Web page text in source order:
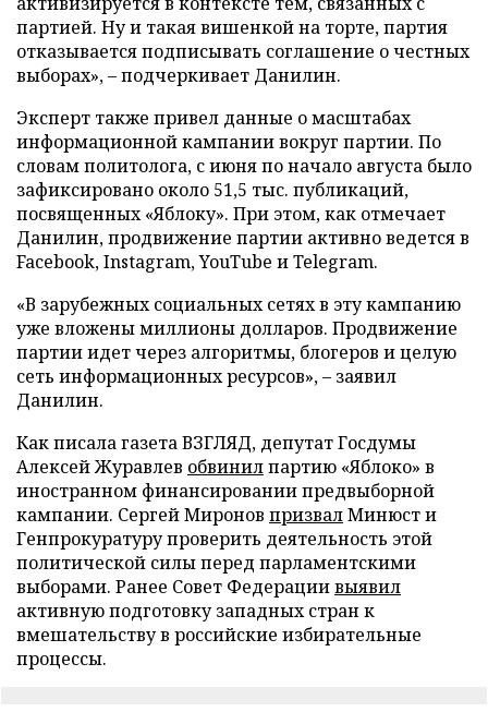
партией. Ну и такая вишенкой на торте, партия
отказывается подписывать соглашение о честных
выборах», – подчеркивает Данилин.
Эксперт также привел данные о масштабах
информационной кампании вокруг партии. По
словам политолога, с июня по начало августа было
зафиксировано около 51,5 тыс. публикаций,
посвященных «Яблоку». При этом, как отмечает
Данилин, продвижение партии активно ведется в
Facebook, Instagram, YouTube и Telegram.
«В зарубежных социальных сетях в эту кампанию
уже вложены миллионы долларов. Продвижение
партии идет через алгоритмы, блогеров и целую
сеть информационных ресурсов», – заявил
Данилин.
Как писала газета ВЗГЛЯД, депутат Госдумы
Алексей Журавлев обвинилпартию «Яблоко» в
иностранном финансировании предвыборной
кампании. Сергей Миронов призвалМинюст и
Генпрокуратуру проверить деятельность этой
политической силы перед парламентскими
выборами. Ранее Совет Федерациивыявил
активную подготовку западных стран к
вмешательству в российские избирательные
процессы.